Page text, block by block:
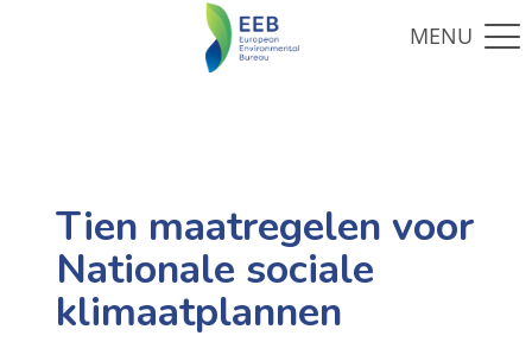
Tien maatregelen voor
Nationale sociale
klimaatplannen